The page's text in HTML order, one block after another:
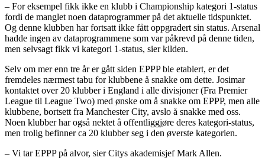
– For eksempel fikk ikke en klubb i Championship kategori 1-status
fordi de manglet noen dataprogrammer på det aktuelle tidspunktet.
Og denne klubben har fortsatt ikke fått oppgradert sin status. Arsenal
hadde ingen av dataprogrammene som var påkrevd på denne tiden,
men selvsagt fikk vi kategori 1-status, sier kilden.
Selv om mer enn tre år er gått siden EPPP ble etablert, er det
fremdeles nærmest tabu for klubbene å snakke om dette. Josimar
kontaktet over 20 klubber i England i alle divisjoner (Fra Premier
League til League Two) med ønske om å snakke om EPPP, men alle
klubbene, bortsett fra Manchester City, avslo å snakke med oss.
Noen klubber har også nektet å offentliggjøre deres kategori-status,
men trolig befinner ca 20 klubber seg i den øverste kategorien.
– Vi tar EPPP på alvor, sier Citys akademisjef Mark Allen.